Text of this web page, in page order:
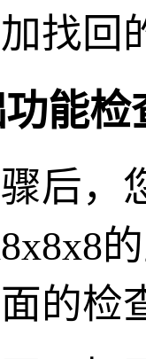
找回
能
后，
的检